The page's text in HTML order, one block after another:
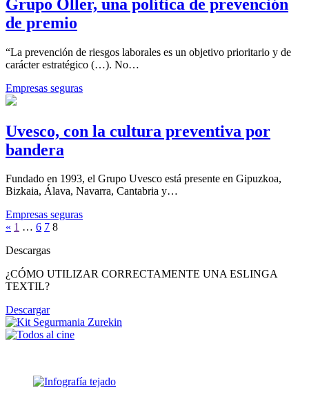
Grupo Oller, una política de prevención
de premio
“La prevención de riesgos laborales es un objetivo prioritario y de
carácter estratégico (…). No…
Empresas seguras
Uvesco, con la cultura preventiva por
bandera
Fundado en 1993, el Grupo Uvesco está presente en Gipuzkoa,
Bizkaia, Álava, Navarra, Cantabria y…
Empresas seguras
« 1 … 6 7 8
Descargas
¿CÓMO UTILIZAR CORRECTAMENTE UNA ESLINGA
TEXTIL?
Descargar